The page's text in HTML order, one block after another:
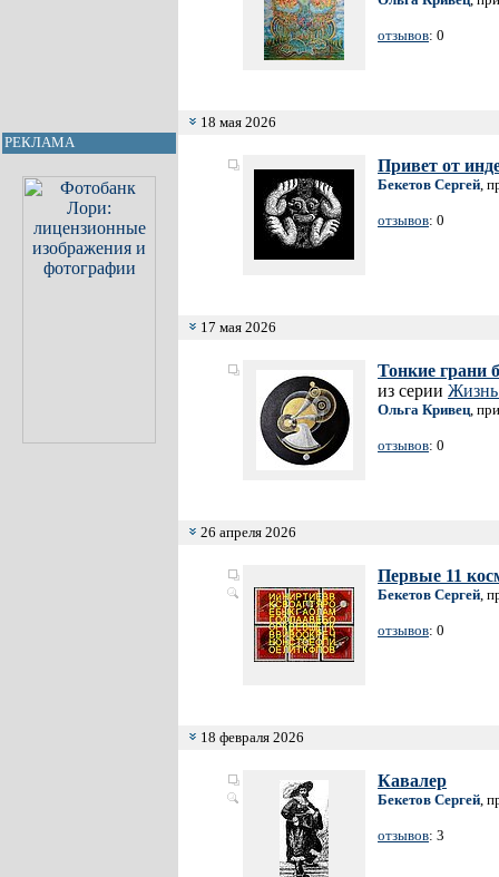
РЕКЛАМА
отзывов: 0
18 мая 2026
Привет от
Бекетов Сергей,
отзывов: 0
17 мая 2026
Тонкие грани
из серии Жизнь
Ольга Кривец,
отзывов: 0
26 апреля 2026
Первые 11
Бекетов Сергей,
отзывов: 0
18 февраля 2026
Кавалер
Бекетов Сергей,
отзывов: 3